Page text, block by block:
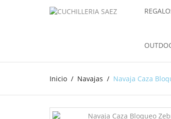
Inicio Navajas Navaja Caza